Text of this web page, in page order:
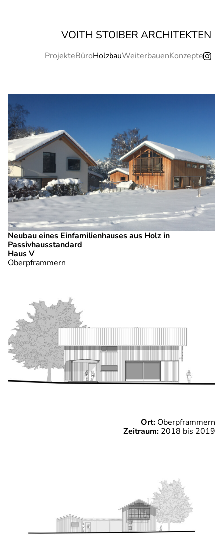
VOITH STOIBER ARCHITEKTEN
ProjekteBüroHolzbauWeiterbauenKonzepte
Neubau eines Einfamilienhauses aus Holz in
Passivhausstandard
Haus V
Oberpframmern
Ort: Oberpframmern
Zeitraum: 2018 bis 2019